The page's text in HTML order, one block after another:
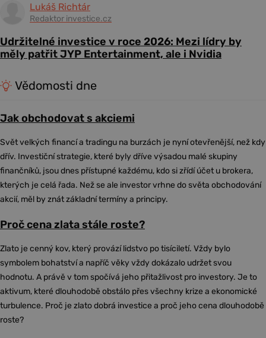
Lukáš Richtár
Redaktor investice.cz
Udržitelné investice v roce 2026: Mezi lídry by
měly patřit JYP Entertainment, ale i Nvidia
Vědomosti dne
Jak obchodovat s akciemi
Svět velkých financí a tradingu na burzách je nyní otevřenější, než kdy
dřív. Investiční strategie, které byly dříve výsadou malé skupiny
finančníků, jsou dnes přístupné každému, kdo si zřídí účet u brokera,
kterých je celá řada. Než se ale investor vrhne do světa obchodování
akcií, měl by znát základní termíny a principy.
Proč cena zlata stále roste?
Zlato je cenný kov, který provází lidstvo po tisíciletí. Vždy bylo
symbolem bohatství a napříč věky vždy dokázalo udržet svou
hodnotu. A právě v tom spočívá jeho přitažlivost pro investory. Je to
aktivum, které dlouhodobě obstálo přes všechny krize a ekonomické
turbulence. Proč je zlato dobrá investice a proč jeho cena dlouhodobě
roste?